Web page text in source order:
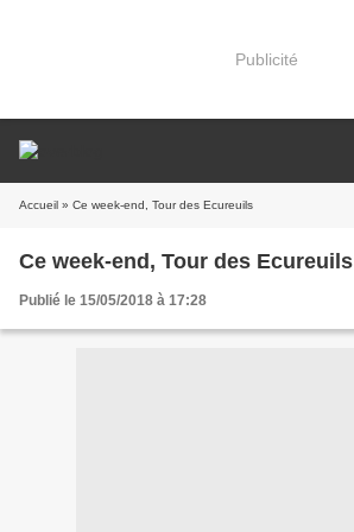
Publicité
Accueil » Ce week-end, Tour des Ecureuils
Ce week-end, Tour des Ecureuils
Publié le 15/05/2018 à 17:28